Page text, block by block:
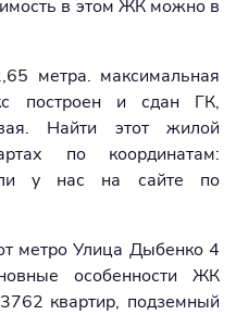
в этом ЖК можно в
метра. максимальная
построен и сдан ГК,
Найти этот жилой
по координатам:
у нас на сайте по
метро Улица Дыбенко 4
особенности ЖК
квартир, подземный